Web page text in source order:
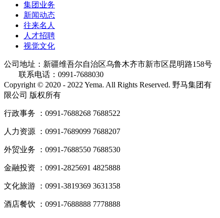
集团业务
新闻动态
往来名人
人才招聘
视觉文化
公司地址：新疆维吾尔自治区乌鲁木齐市新市区昆明路158号
联系电话：0991-7688030
Copyright © 2020 - 2022 Yema. All Rights Reserved. 野马集团有
限公司 版权所有
行政事务 ：0991-7688268 7688522
人力资源 ：0991-7689099 7688207
外贸业务 ：0991-7688550 7688530
金融投资 ：0991-2825691 4825888
文化旅游 ：0991-3819369 3631358
酒店餐饮 ：0991-7688888 7778888